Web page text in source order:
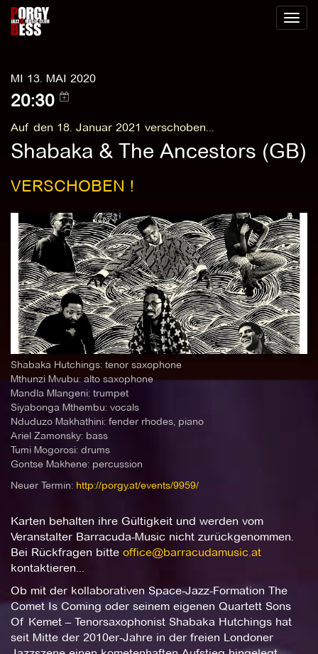
Toggle
MI 13. MAI 2020
20:30
Auf den 18. Januar 2021 verschoben...
Shabaka & The Ancestors (GB)
VERSCHOBEN !
Shabaka Hutchings: tenor saxophone
Mthunzi Mvubu: alto saxophone
Mandla Mlangeni: trumpet
Siyabonga Mthembu: vocals
Nduduzo Makhathini: fender rhodes, piano
Ariel Zamonsky: bass
Tumi Mogorosi: drums
Gontse Makhene: percussion
Neuer Termin: http://porgy.at/events/9959/
Karten behalten ihre Gültigkeit und werden vom
Veranstalter Barracuda-Music nicht zurückgenommen.
Bei Rückfragen bitte office@barracudamusic.at
kontaktieren...
Ob mit der kollaborativen Space-Jazz-Formation The
Comet Is Coming oder seinem eigenen Quartett Sons
Of Kemet – Tenorsaxophonist Shabaka Hutchings hat
seit Mitte der 2010er-Jahre in der freien Londoner